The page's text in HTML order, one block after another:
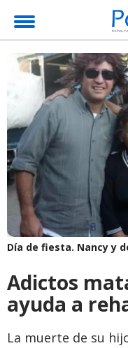
Día de fiesta. Nancy y
Adictos
ayuda a
La muerte de su